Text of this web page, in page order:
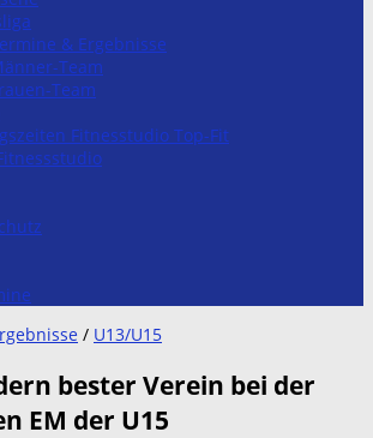
& Ergebnisse
Team
Team
Fitnesstudio Top-Fit
/ U13/U15
bester Verein bei der
EM der U15